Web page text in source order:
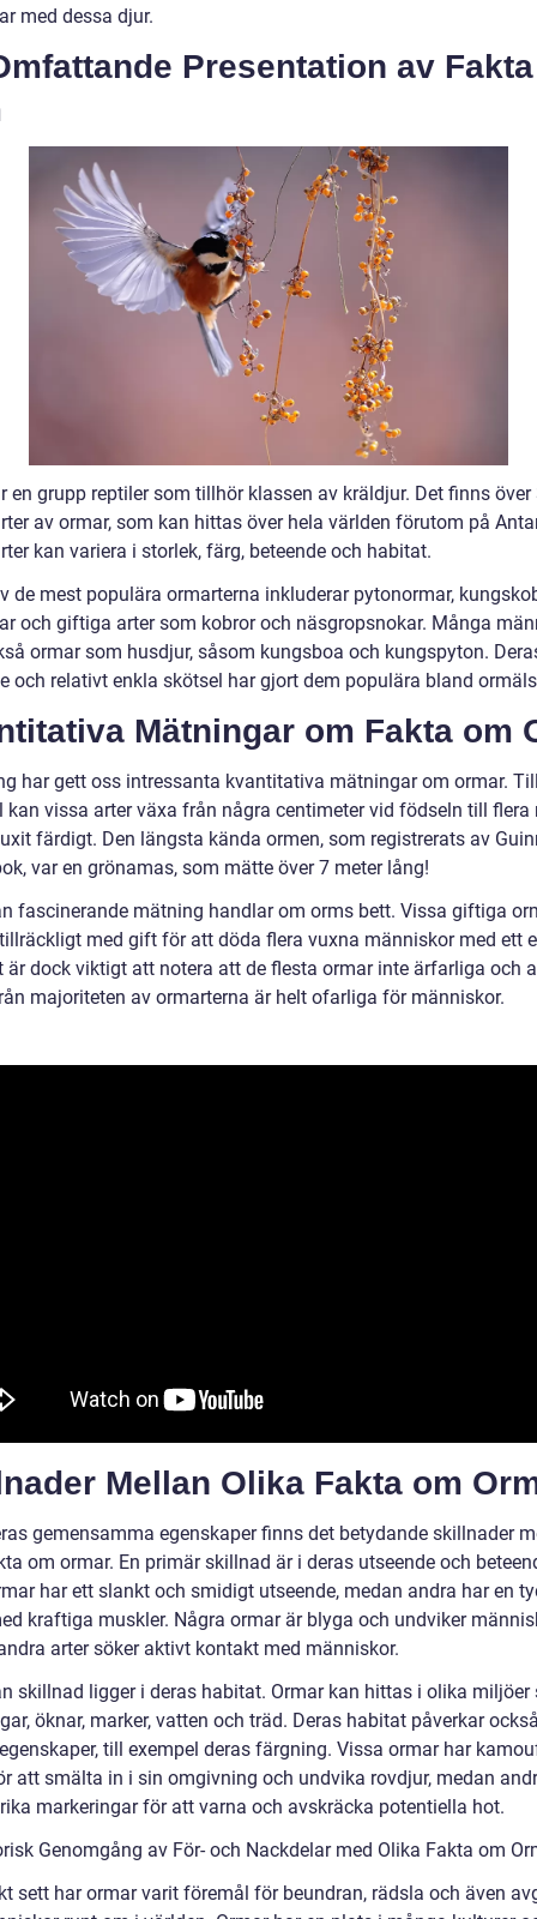
med dessa djur.
Presentation av
en grupp reptiler som tillhör klassen av kräldjur. Det finns över
av ormar, som kan hittas över hela världen förutom på
kan variera i storlek, färg, beteende och habitat.
de mest populära ormarterna inkluderar pytonormar,
och giftiga arter som kobror och näsgropsnokar. Många
ormar som husdjur, såsom kungsboa och kungspyton.
och relativt enkla skötsel har gjort dem populära bland
Mätningar om Fakta om
har gett oss intressanta kvantitativa mätningar om ormar.
kan vissa arter växa från några centimeter vid födseln till flera
färdigt. Den längsta kända ormen, som registrerats av
var en grönamas, som mätte över 7 meter lång!
fascinerande mätning handlar om orms bett. Vissa giftiga
med gift för att döda flera vuxna människor med ett
är dock viktigt att notera att de flesta ormar inte ärfarliga och
majoriteten av ormarterna är helt ofarliga för människor.
Mellan Olika Fakta om
gemensamma egenskaper finns det betydande skillnader
om ormar. En primär skillnad är i deras utseende och
har ett slankt och smidigt utseende, medan andra har en
kraftiga muskler. Några ormar är blyga och undviker
arter söker aktivt kontakt med människor.
skillnad ligger i deras habitat. Ormar kan hittas i olika miljöer
öknar, marker, vatten och träd. Deras habitat påverkar
till exempel deras färgning. Vissa ormar har
att smälta in i sin omgivning och undvika rovdjur, medan
markeringar för att varna och avskräcka potentiella hot.
Genomgång av För- och Nackdelar med Olika Fakta om
sett har ormar varit föremål för beundran, rädsla och även